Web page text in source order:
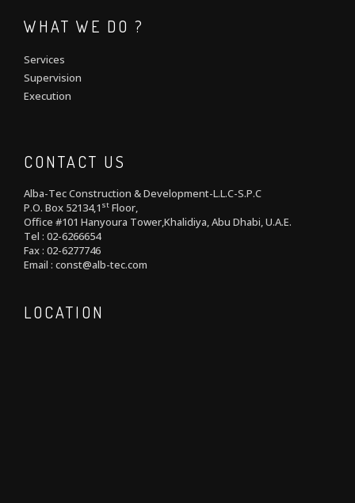
WHAT WE DO ?
Services
Supervision
Execution
CONTACT US
Alba-Tec Construction & Development-L.L.C-S.P.C
P.O. Box 52134,1 st Floor,
Office #101 Hanyoura Tower,Khalidiya, Abu Dhabi, U.A.E.
Tel : 02-6266654
Fax : 02-6277746
Email : const@alb-tec.com
LOCATION